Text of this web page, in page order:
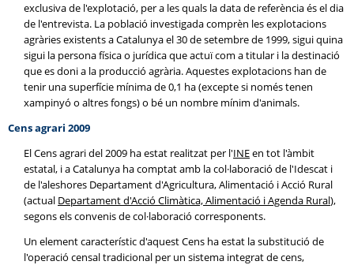
exclusiva de l'explotació, per a les quals la data de referència és el dia
de l'entrevista. La població investigada comprèn les explotacions
agràries existents a Catalunya el 30 de setembre de 1999, sigui quina
sigui la persona física o jurídica que actuï com a titular i la destinació
que es doni a la producció agrària. Aquestes explotacions han de
tenir una superfície mínima de 0,1 ha (excepte si només tenen
xampinyó o altres fongs) o bé un nombre mínim d'animals.
Cens agrari 2009
El Cens agrari del 2009 ha estat realitzat per l'INEen tot l'àmbit
estatal, i a Catalunya ha comptat amb la col·laboració de l'Idescat i
de l'aleshores Departament d'Agricultura, Alimentació i Acció Rural
(actual Departament d'Acció Climàtica, Alimentació i Agenda Rural),
segons els convenis de col·laboració corresponents.
Un element característic d'aquest Cens ha estat la substitució de
l'operació censal tradicional per un sistema integrat de cens,